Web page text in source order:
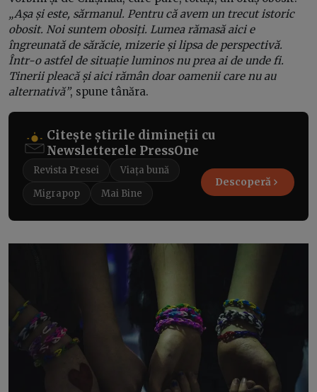
„Așa și este, sărmanul. Pentru că avem un trecut istoric
obosit. Noi suntem obosiți. Lumea rămasă aici e
îngreunată de sărăcie, mizerie și lipsa de perspectivă.
Într-o astfel de situație luminos nu prea ai de unde fi.
Tinerii pleacă și aici rămân doar oamenii care nu au
alternativă”, spune tânăra.
Citește știrile dimineții cu
Newsletterele PressOne
Revista Presei
Viața bună
Migrapop
Mai Bine
Descoperă